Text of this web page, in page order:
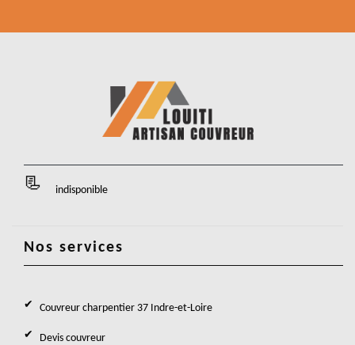
indisponible
Nos services
Couvreur charpentier 37 Indre-et-Loire
Devis couvreur